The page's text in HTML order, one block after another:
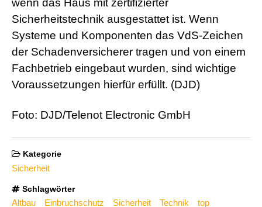
wenn das Haus mit zertifizierter
Sicherheitstechnik ausgestattet ist. Wenn
Systeme und Komponenten das VdS-Zeichen
der Schadenversicherer tragen und von einem
Fachbetrieb eingebaut wurden, sind wichtige
Voraussetzungen hierfür erfüllt. (DJD)
Foto: DJD/Telenot Electronic GmbH
Kategorie
Sicherheit
Schlagwörter
Altbau Einbruchschutz Sicherheit Technik top